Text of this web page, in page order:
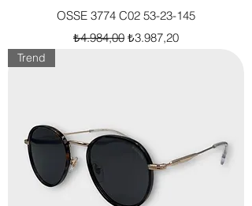
OSSE 3774 C02 53-23-145
Normal Fiyat
₺4.984,00 İndirimli Fiyat
₺3.987,20
Trend